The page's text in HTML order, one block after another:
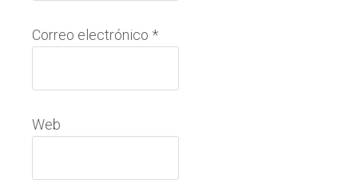
Correo electrónico *
Web